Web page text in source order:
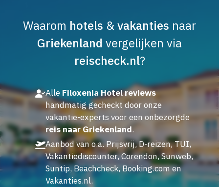
Waarom hotels &vakanties naar
Griekenland vergelijken via
reischeck.nl?
Alle Filoxenia Hotel reviews
handmatig gecheckt door onze
vakantie-experts voor een onbezorgde
reis naar Griekenland.
Aanbod van o.a. Prijsvrij, D-reizen, TUI,
Vakantiediscounter, Corendon, Sunweb,
Suntip, Beachcheck, Booking.com en
Vakanties.nl.